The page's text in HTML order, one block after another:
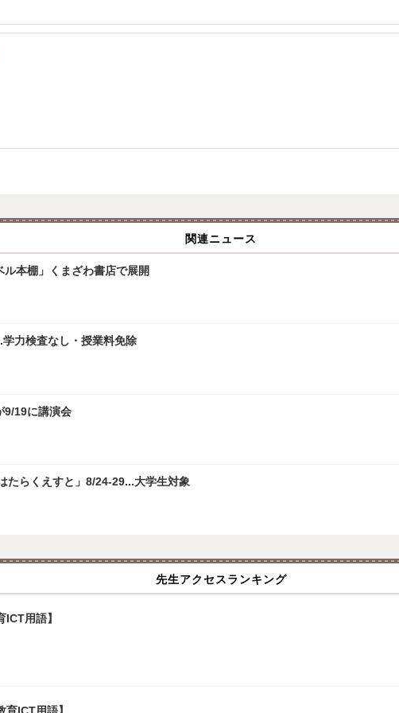
関連ニュース
本棚」くまざわ書店で展開
力検査なし・授業料免除
9/19に講演会
たらくえすと」8/24-29...大学生対象
先生アクセスランキング
用語】
ICT用語】